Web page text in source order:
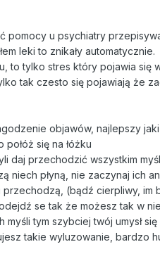
pomocy u psychiatry
leki to znikały automatycznie.
to tylko stres który pojawia się
tak czesto się pojawiają że
objawów, najlepszy
się na łóżku
daj przechodzić wszystkim
niech płyną, nie zaczynaj ich
(bądź cierpliwy, im
se tak że możesz tak w
tym szybciej twój umysł
takie wyluzowanie, bardzo